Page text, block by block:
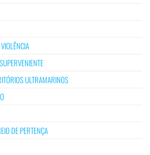
ULTRAMARINOS
DE PERTENÇA